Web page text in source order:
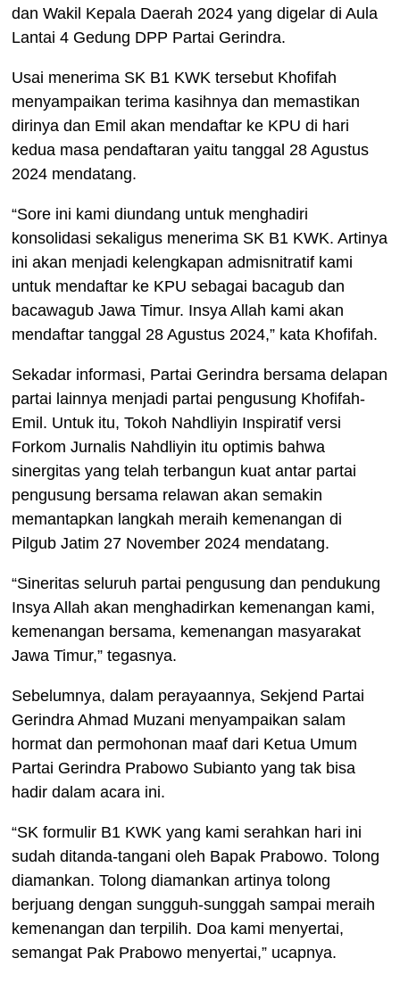
dan Wakil Kepala Daerah 2024 yang digelar di Aula
Lantai 4 Gedung DPP Partai Gerindra.
Usai menerima SK B1 KWK tersebut Khofifah
menyampaikan terima kasihnya dan memastikan
dirinya dan Emil akan mendaftar ke KPU di hari
kedua masa pendaftaran yaitu tanggal 28 Agustus
2024 mendatang.
“Sore ini kami diundang untuk menghadiri
konsolidasi sekaligus menerima SK B1 KWK. Artinya
ini akan menjadi kelengkapan admisnitratif kami
untuk mendaftar ke KPU sebagai bacagub dan
bacawagub Jawa Timur. Insya Allah kami akan
mendaftar tanggal 28 Agustus 2024,” kata Khofifah.
Sekadar informasi, Partai Gerindra bersama delapan
partai lainnya menjadi partai pengusung Khofifah-
Emil. Untuk itu, Tokoh Nahdliyin Inspiratif versi
Forkom Jurnalis Nahdliyin itu optimis bahwa
sinergitas yang telah terbangun kuat antar partai
pengusung bersama relawan akan semakin
memantapkan langkah meraih kemenangan di
Pilgub Jatim 27 November 2024 mendatang.
“Sineritas seluruh partai pengusung dan pendukung
Insya Allah akan menghadirkan kemenangan kami,
kemenangan bersama, kemenangan masyarakat
Jawa Timur,” tegasnya.
Sebelumnya, dalam perayaannya, Sekjend Partai
Gerindra Ahmad Muzani menyampaikan salam
hormat dan permohonan maaf dari Ketua Umum
Partai Gerindra Prabowo Subianto yang tak bisa
hadir dalam acara ini.
“SK formulir B1 KWK yang kami serahkan hari ini
sudah ditanda-tangani oleh Bapak Prabowo. Tolong
diamankan. Tolong diamankan artinya tolong
berjuang dengan sungguh-sunggah sampai meraih
kemenangan dan terpilih. Doa kami menyertai,
semangat Pak Prabowo menyertai,” ucapnya.